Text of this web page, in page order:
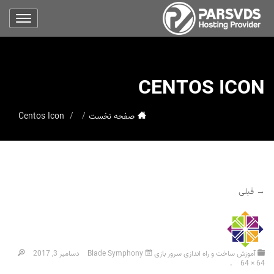
CENTOS ICON
صفحه نخست Centos Icon
→ قبلی
آموزش ساخت و راه اندازی سرور بازی Blade Symphony
دسامبر 3, 2017
64 × 64
.